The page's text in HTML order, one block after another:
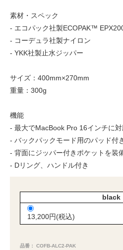
素材・スペック
- エコパック社製ECOPAK™
- コーデュラ社製ナイロン
- YKK社製止水ジッパー
サイズ：400mm×270mm
重量：300g
機能
- 最大でMacBook Pro 16インチに
- バックパックモード用のパッド付
- 背面にジッパー付きポケットを装
- Dリング、ハンドル付き
black
13,200円(税込)
品番： COFB-ALC2-PAK